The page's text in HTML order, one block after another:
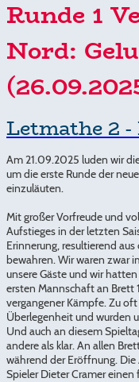
Runde 1
Nord:
Letmathe 2 -
Am 21.09.2025 luden wir
um die erste Runde der
einzuläuten.
Mit großer Vorfreude und
Aufstieges in der letzten
Erinnerung, resultierend
bewahren. Wir waren zwar
unsere Gäste und wir
ersten Mannschaft an Brett
vergangener Kämpfe. Zu
Überlegenheit und wurden
Und auch an diesem
andere als klar. An allen
während der Eröffnung. Die
Spieler Dieter Cramer